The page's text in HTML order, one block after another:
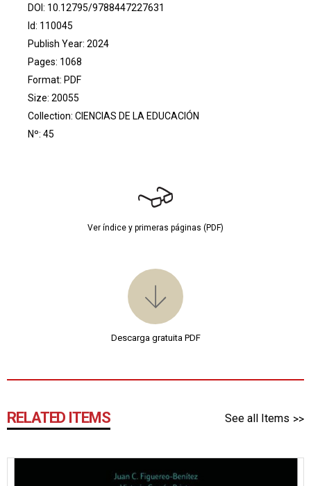
DOI: 10.12795/9788447227631
Id: 110045
Publish Year: 2024
Pages: 1068
Format: PDF
Size: 20055
Collection: CIENCIAS DE LA EDUCACIÓN
Nº: 45
Ver índice y primeras páginas (PDF)
Descarga gratuita PDF
RELATED ITEMS See all Items